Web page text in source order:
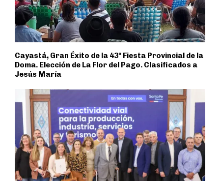
Cayastá, Gran Éxito de la 43º Fiesta Provincial de la
Doma. Elección de La Flor del Pago. Clasificados a
Jesús María